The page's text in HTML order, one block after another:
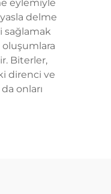
eylemiyle
delme
sağlamak
Biterler,
direnci ve
onları